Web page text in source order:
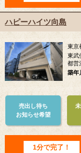
ハピーハイツ向島
東京
東武
都営
築年
売出し待ち
お知らせ希望
1分で完了！